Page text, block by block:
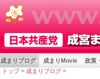
成まりブログ 成まりMovie 政策
トップ> 成まりブログ >